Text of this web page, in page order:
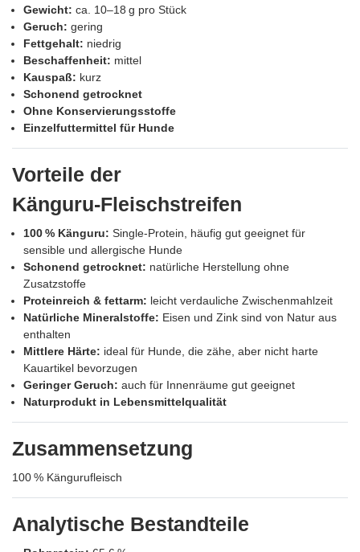
Gewicht: ca. 10–18 g pro Stück
Geruch: gering
Fettgehalt: niedrig
Beschaffenheit: mittel
Kauspaß: kurz
Schonend getrocknet
Ohne Konservierungsstoffe
Einzelfuttermittel für Hunde
Vorteile der
Känguru‑Fleischstreifen
100 % Känguru: Single‑Protein, häufig gut geeignet für
sensible und allergische Hunde
Schonend getrocknet: natürliche Herstellung ohne
Zusatzstoffe
Proteinreich & fettarm: leicht verdauliche Zwischenmahlzeit
Natürliche Mineralstoffe: Eisen und Zink sind von Natur aus
enthalten
Mittlere Härte: ideal für Hunde, die zähe, aber nicht harte
Kauartikel bevorzugen
Geringer Geruch: auch für Innenräume gut geeignet
Naturprodukt in Lebensmittelqualität
Zusammensetzung
100 % Kängurufleisch
Analytische Bestandteile